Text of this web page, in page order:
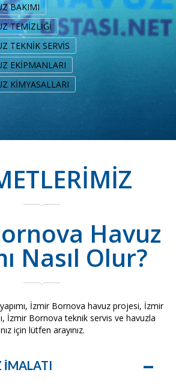
BAKIMI
TEMİZLİĞİ
TEKNİK SERVİS
EKİPMANLARI
KİMYASALLARI
Havuz
Nasıl Olur?
İzmir Bornova havuz projesi, İzmir
İzmir Bornova teknik servis ve havuzla
için lütfen arayınız.
İMALATI –